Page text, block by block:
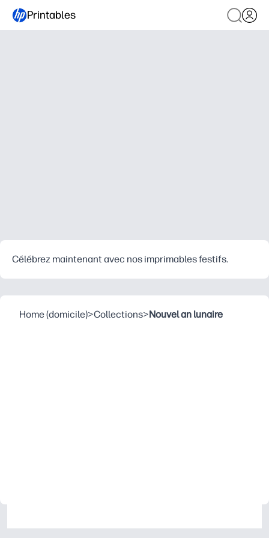
Printables
Célébrez maintenant avec nos imprimables festifs.
Home (domicile)>Collections>Nouvel an lunaire